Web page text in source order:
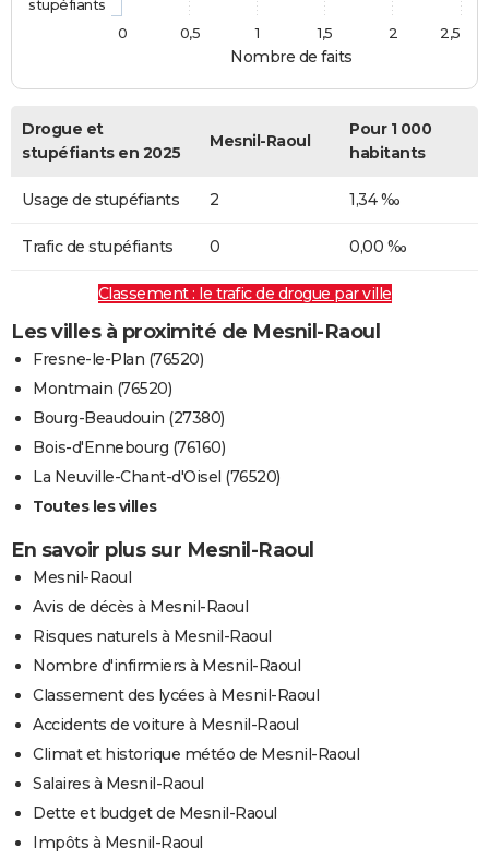
Nombre de faits
stupéfiants
0
0,5 1 1,5 2 2,5
Drogue et
stupéfiants en 2025
Mesnil-Raoul
Pour 1 000
habitants
Usage de stupéfiants 2 1,34 ‰
Trafic de stupéfiants 0 0,00 ‰
Classement : le trafic de drogue par ville
Les villes à proximité de Mesnil-Raoul
Fresne-le-Plan (76520)
Montmain (76520)
Bourg-Beaudouin (27380)
Bois-d'Ennebourg (76160)
La Neuville-Chant-d'Oisel (76520)
Toutes les villes
En savoir plus sur Mesnil-Raoul
Mesnil-Raoul
Avis de décès à Mesnil-Raoul
Risques naturels à Mesnil-Raoul
Nombre d'infirmiers à Mesnil-Raoul
Classement des lycées à Mesnil-Raoul
Accidents de voiture à Mesnil-Raoul
Climat et historique météo de Mesnil-Raoul
Salaires à Mesnil-Raoul
Dette et budget de Mesnil-Raoul
Impôts à Mesnil-Raoul